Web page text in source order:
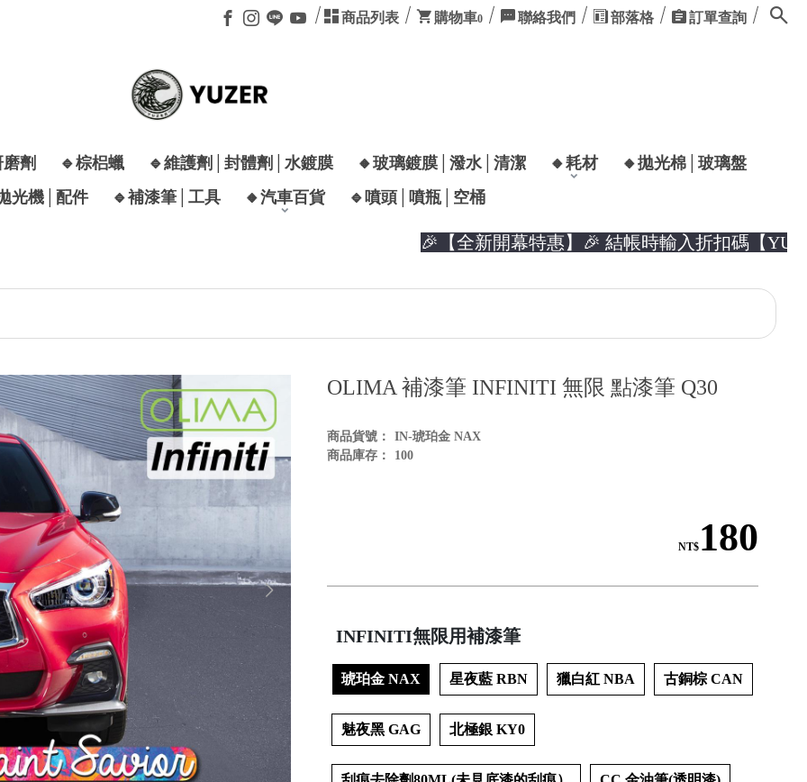
商品列表 購物車0 聯絡我們 部落格 訂單查詢
劑 🔹棕梠蠟 🔹維護劑│封體劑│水鍍膜 🔸玻璃鍍膜│潑水│清潔 🔸耗材
🔸拋光棉│玻璃盤
光機│配件
🔹補漆筆│工具 🔸汽車百貨 🔹噴頭│噴瓶│空桶
🎉【全新開幕特惠】🎉 結帳時輸入折扣碼【
OLIMA 補漆筆 INFINITI 無限 點漆筆 Q30
商品貨號：
IN-琥珀金 NAX
商品庫存：
100
NT$ 180
INFINITI無限用補漆筆
琥珀金 NAX 星夜藍 RBN 獵白紅 NBA 古銅棕 CAN
魅夜黑 GAG 北極銀 KY0